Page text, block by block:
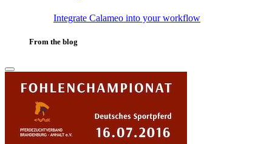
Integrate Calameo into your workflow
From the blog